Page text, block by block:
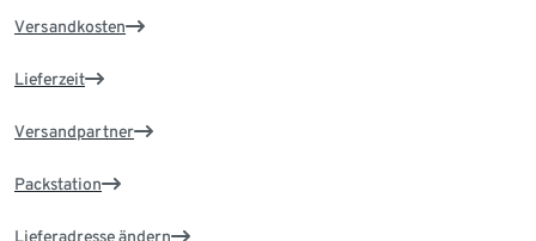
Versandkosten
Lieferzeit
Versandpartner
Packstation
Lieferadresse ändern